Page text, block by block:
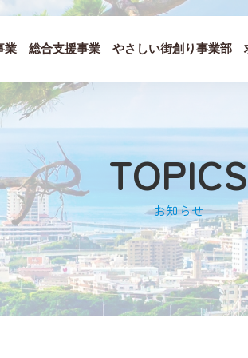
業 総合支援事業 やさしい街創り事業部
TOPICS
お知らせ